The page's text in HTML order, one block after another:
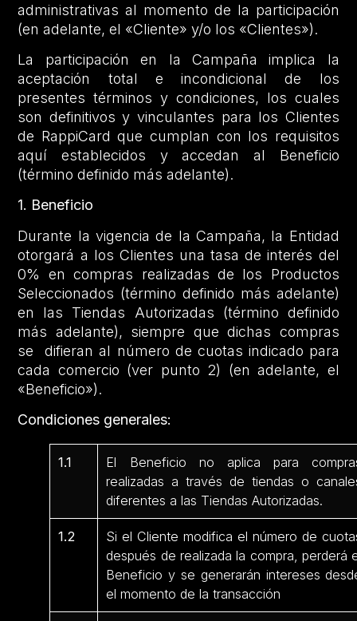
administrativas al momento de la participación
(en adelante, el «Cliente» y/o los «Clientes»).
La participación en la Campaña implica la
aceptación total e incondicional de los
presentes términos y condiciones, los cuales
son definitivos y vinculantes para los Clientes
de RappiCard que cumplan con los requisitos
aquí establecidos y accedan al Beneficio
(término definido más adelante).
1. Beneficio
Durante la vigencia de la Campaña, la Entidad
otorgará a los Clientes una tasa de interés del
0% en compras realizadas de los Productos
Seleccionados (término definido más adelante)
en las Tiendas Autorizadas (término definido
más adelante), siempre que dichas compras
se difieran al número de cuotas indicado para
cada comercio (ver punto 2) (en adelante, el
«Beneficio»).
Condiciones generales:
1.1
El Beneficio no aplica para
realizadas a través de tiendas o
diferentes a las Tiendas Autorizadas.
1.2
Si el Cliente modifica el número de
después de realizada la compra, perderá
Beneficio y se generarán intereses
el momento de la transacción